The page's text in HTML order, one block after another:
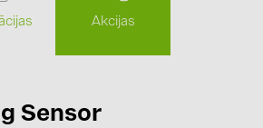
Akcijas
Sensor